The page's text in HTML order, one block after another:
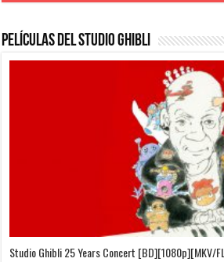
Películas del Studio Ghibli
On Your Mark [OVA][BDrip][1080p][Sub-